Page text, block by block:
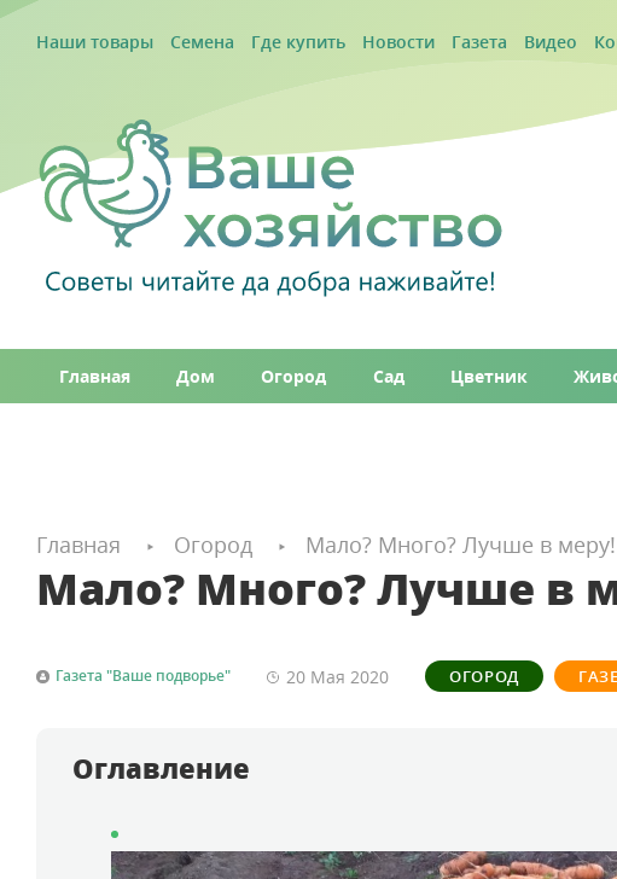
Наши товары Семена Где купить Новости Газета Видео
Главная Дом Огород Сад Цветник
Главная Огород Мало? Много? Лучше в меру!
Мало? Много? Лучше в
Газета "Ваше подворье" 20 Мая 2020 ОГОРОД
Оглавление